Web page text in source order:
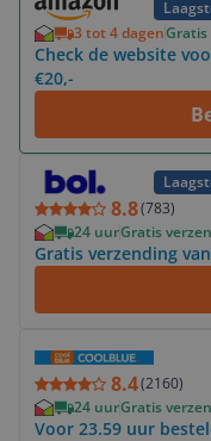
3 tot 4 dagenGratis
Check de website
€20,-
8.8(783)
24 uurGratis
Gratis verzending
Bekijk product
8.4(2160)
24 uurGratis
Voor 23.59 uur